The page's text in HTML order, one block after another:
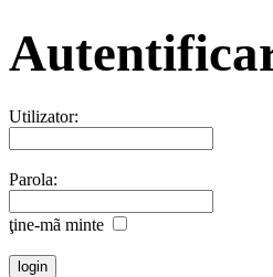
Utilizator:
Parola:
ţine-mã minte